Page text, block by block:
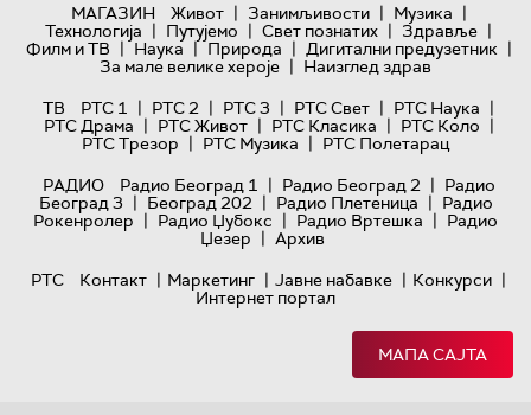
МАГАЗИН
Живот | Занимљивости | Музика |
Технологијa | Путујемо | Свет познатих | Здравље |
Филм и ТВ | Наука | Природа | Дигитални предузетник |
За мале велике хероје | Наизглед здрав
ТВ
РТС 1 | РТС 2 | РТС 3 | РТС Свет | РТС Наука |
РТС Драма | РТС Живот | РТС Класика | РТС Коло |
РТС Трезор | РТС Музика | РТС Полетарац
РАДИО
Радио Београд 1 | Радио Београд 2 | Радио
Београд 3 | Београд 202 | Радио Плетеница | Радио
Рокенролер | Радио Џубокс | Радио Вртешка | Радио
Џезер | Архив
РТС
Контакт | Маркетинг | Јавне набавке | Конкурси |
Интернет портал
МАПА САЈТА